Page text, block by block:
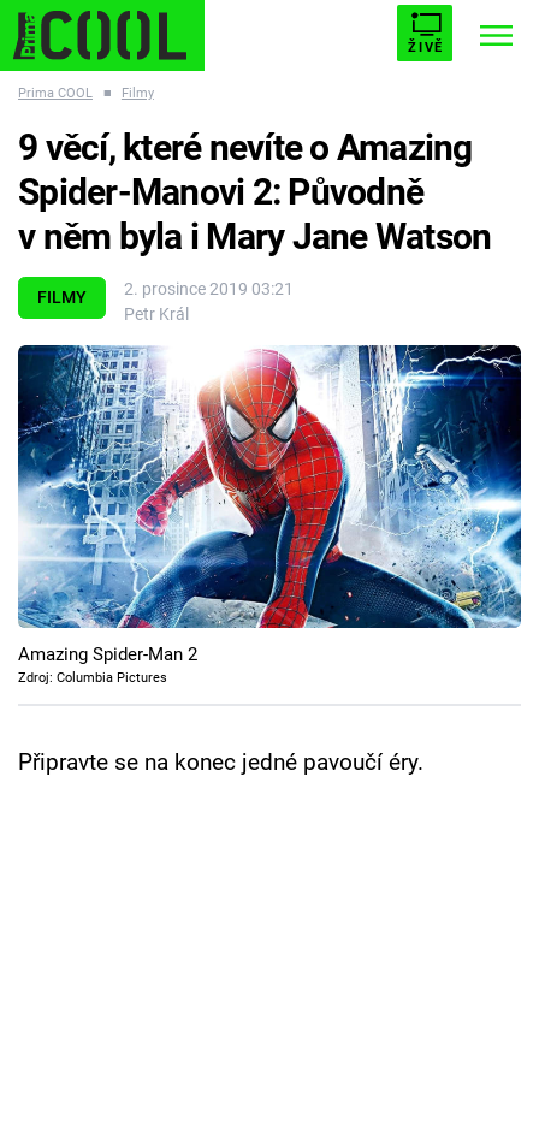
ŽIVĚ
ESCAPE PLNEJ KOTEL AVENGERS 5
Témata
Filmy
Seriály
Hry
Cool Esport
Pořady
TV Program
Prima COOL ■ Filmy
FILMY
2. prosince 2019 03:21
Petr Král
9 věcí, které nevíte o Amazing
Spider-Manovi 2: Původně
v něm byla i Mary Jane Watson
Amazing Spider-Man 2
Zdroj: Columbia Pictures
Připravte se na konec jedné pavoučí éry.